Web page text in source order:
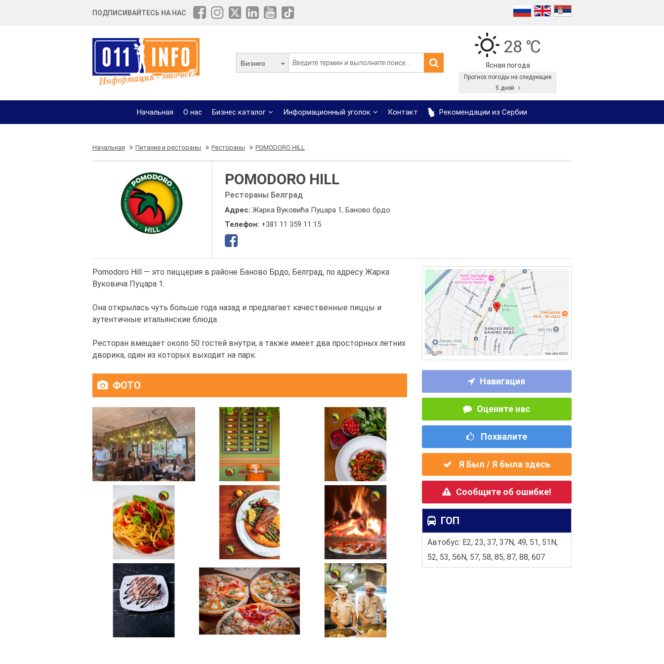
ПОДПИСИВАЙТЕСЬ НА НАС
Бизнес
28 ℃
Ясная погода
Прогноз погоды на следующие
5 дней
Начальная О нас Бизнес каталог Информационный уголок Контакт Рекомендации из Сербии
Начальная Питание и рестораны Рестораны POMODORO HILL
POMODORO HILL
Рестораны Белград
Адрес: Жарка Вуковића Пуцара 1, Баново брдо
Телефон: +381 11 359 11 15
Навигация
Оцените нас
Похвалите
Я Был / Я была здесь
Сообщите об ошибке!
ГОП
Автобус: E2, 23, 37, 37N, 49, 51, 51N,
52, 53, 56N, 57, 58, 85, 87, 88, 607
Pomodoro Hill — это пиццерия в районе Баново Брдо, Белград, по адресу Жарка
Вуковича Пуцара 1.
Она открылась чуть больше года назад и предлагает качественные пиццы и
аутентичные итальянские блюда.
Ресторан вмещает около 50 гостей внутри, а также имеет два просторных летних
дворика, один из которых выходит на парк.
ФОТО